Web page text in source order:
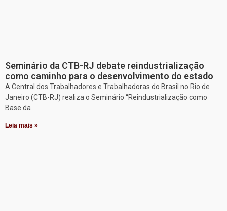
Seminário da CTB-RJ debate reindustrialização
como caminho para o desenvolvimento do estado
A Central dos Trabalhadores e Trabalhadoras do Brasil no Rio de
Janeiro (CTB-RJ) realiza o Seminário “Reindustrialização como
Base da
Leia mais »